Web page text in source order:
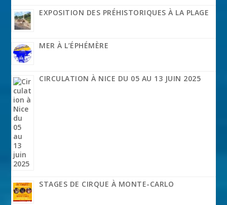
EXPOSITION DES PRÉHISTORIQUES À LA PLAGE
MER À L’ÉPHÉMÈRE
CIRCULATION À NICE DU 05 AU 13 JUIN 2025
STAGES DE CIRQUE À MONTE-CARLO